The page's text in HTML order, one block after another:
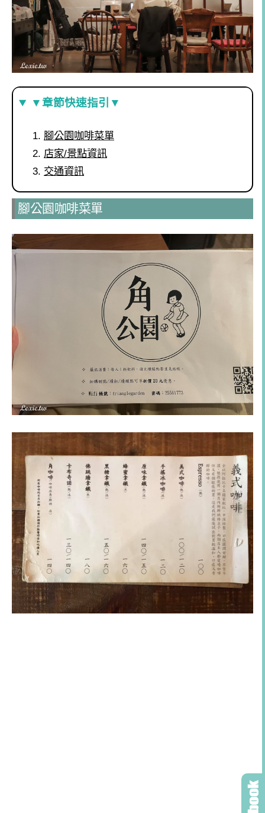
▼章節快速指引▼
腳公園咖啡菜單
店家/景點資訊
交通資訊
腳公園咖啡菜單